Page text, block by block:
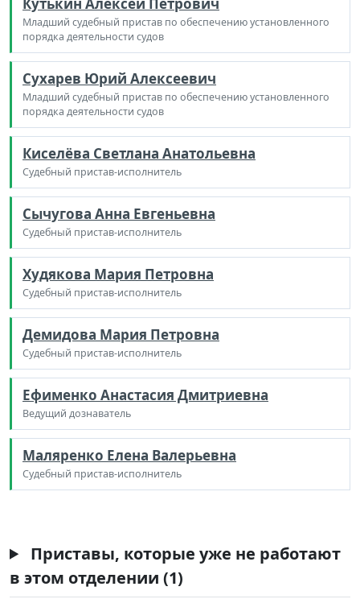
Младший судебный пристав по обеспечению установленного
порядка деятельности судов
Сухарев Юрий Алексеевич
Младший судебный пристав по обеспечению установленного
порядка деятельности судов
Киселёва Светлана Анатольевна
Судебный пристав-исполнитель
Сычугова Анна Евгеньевна
Судебный пристав-исполнитель
Худякова Мария Петровна
Судебный пристав-исполнитель
Демидова Мария Петровна
Судебный пристав-исполнитель
Ефименко Анастасия Дмитриевна
Ведущий дознаватель
Маляренко Елена Валерьевна
Судебный пристав-исполнитель
Приставы, которые уже не работают
в этом отделении (1)